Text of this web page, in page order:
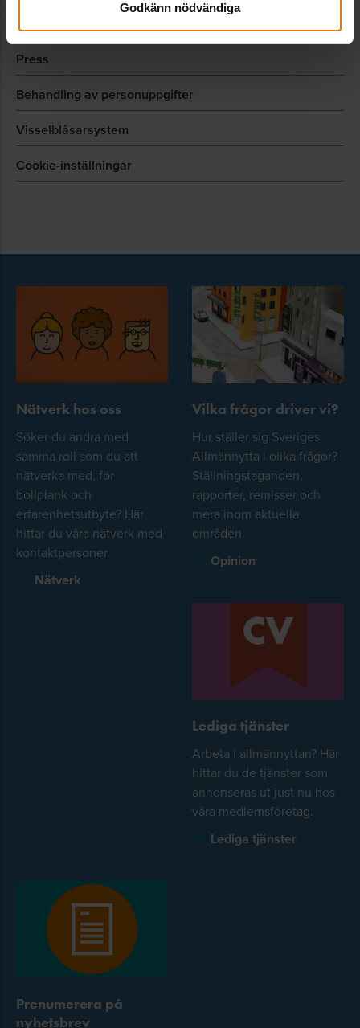
Godkänn nödvändiga
Webbshop
Press
Behandling av personuppgifter
Visselblåsarsystem
Cookie-inställningar
Nätverk hos oss
Söker du andra med
samma roll som du att
nätverka med, för
bollplank och
erfarenhetsutbyte? Här
hittar du våra nätverk med
kontaktpersoner.
Nätverk
Vilka frågor driver vi?
Hur ställer sig Sveriges
Allmännytta i olika frågor?
Ställningstaganden,
rapporter, remisser och
mera inom aktuella
områden.
Opinion
Lediga tjänster
Arbeta i allmännyttan? Här
hittar du de tjänster som
annonseras ut just nu hos
våra medlemsföretag.
Lediga tjänster
Prenumerera på
nyhetsbrev